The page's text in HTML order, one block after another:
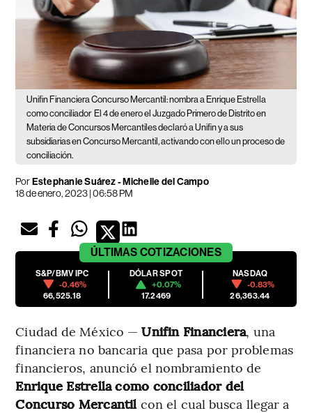
Unifin Financiera Concurso Mercantil: nombra a Enrique Estrella
como conciliador El 4 de enero el Juzgado Primero de Distrito en
Materia de Concursos Mercantiles declaró a Unifin y a sus
subsidiarias en Concurso Mercantil, activando con ello un proceso de
conciliación.
PorEstephanie Suárez-Michelle del Campo
18 de enero, 2023 | 06:58 PM
ÚLTIMAS COTIZACIONES
S&P/BMV IPC
-0.46%
66,525.18
DÓLAR SPOT
+0.07%
17.2469
NASDAQ
-0.83%
26,363.44
Ciudad de México —Unifin Financiera, una
financiera no bancaria que pasa por problemas
financieros, anunció el nombramiento de
Enrique Estrella como conciliador del
Concurso Mercantil con el cual busca llegar a